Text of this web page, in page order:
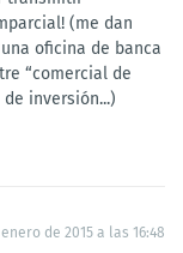
(me dan
oficina de banca
“comercial de
inversión...)
de 2015 a las 16:48